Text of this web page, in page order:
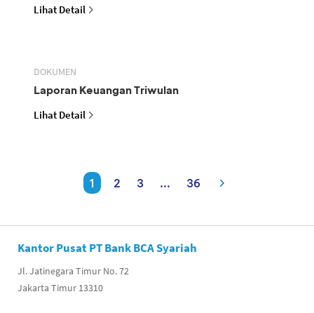
Lihat Detail
DOKUMEN
Laporan Keuangan Triwulan
Lihat Detail
1 2 3 ... 36
Kantor Pusat PT Bank BCA Syariah
Jl. Jatinegara Timur No. 72
Jakarta Timur 13310